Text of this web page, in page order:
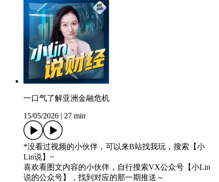
一口气了解亚洲金融危机
15/05/2026 | 27 min
*没看过视频的小伙伴，可以来B站找我玩，搜索【小
Lin说】~
喜欢看图文内容的小伙伴，自行搜索VX公众号【小Lin
说的公众号】，找到对应的那一期推送～